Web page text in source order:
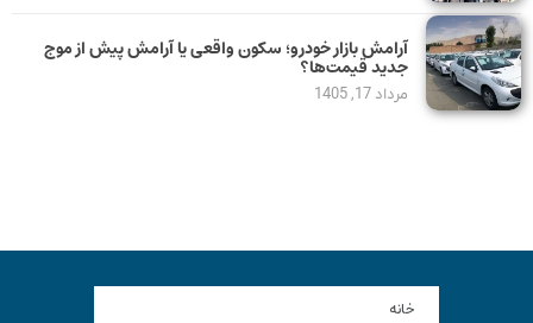
آرامش بازار خودرو؛ سکون واقعی یا آرامش پیش از موج
جدید قیمت‌ها؟
مرداد 17, 1405
خانه